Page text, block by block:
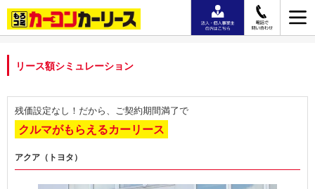
リース額シミュレーション
残価設定なし！だから、ご契約期間満了で
クルマがもらえるカーリース
アクア（トヨタ）